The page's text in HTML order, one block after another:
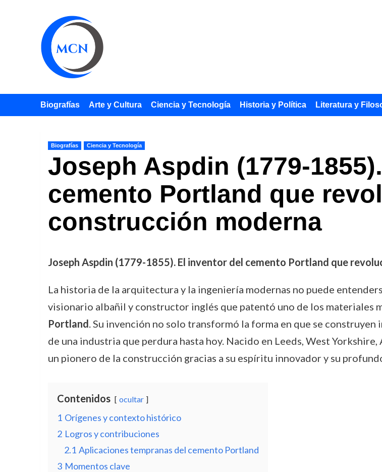
Biografías Arte y Cultura Ciencia y Tecnología Historia y Política Literatura y
Biografías Ciencia y Tecnología
Joseph Aspdin (1779-
cemento Portland que
construcción moderna
Joseph Aspdin (1779-1855). El inventor del cemento Portland que
La historia de la arquitectura y la ingeniería modernas no puede
visionario albañil y constructor inglés que patentó uno de los materiales
Portland. Su invención no solo transformó la forma en que se
de una industria que perdura hasta hoy. Nacido en Leeds, West
un pionero de la construcción gracias a su espíritu innovador y su
Contenidos ocultar
1 Orígenes y contexto histórico
2 Logros y contribuciones
2.1 Aplicaciones tempranas del cemento Portland
3 Momentos clave